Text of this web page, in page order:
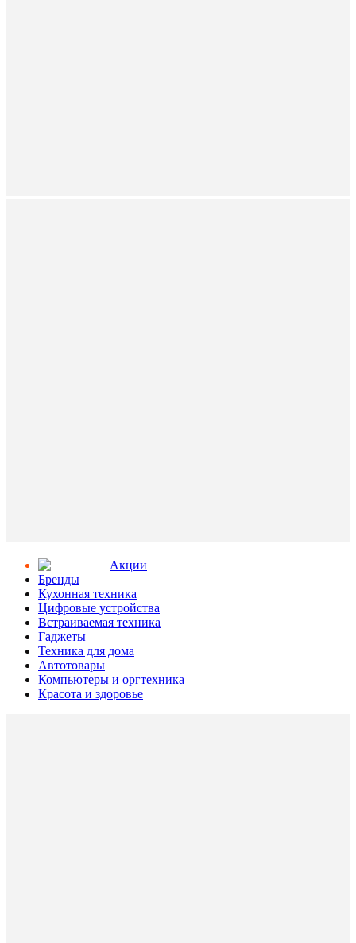
Aкции
Бренды
Кухонная техника
Цифровые устройства
Встраиваемая техника
Гаджеты
Техника для дома
Автотовары
Компьютеры и оргтехника
Красота и здоровье